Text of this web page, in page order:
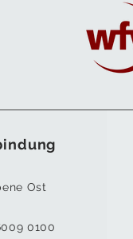
Ost
0100